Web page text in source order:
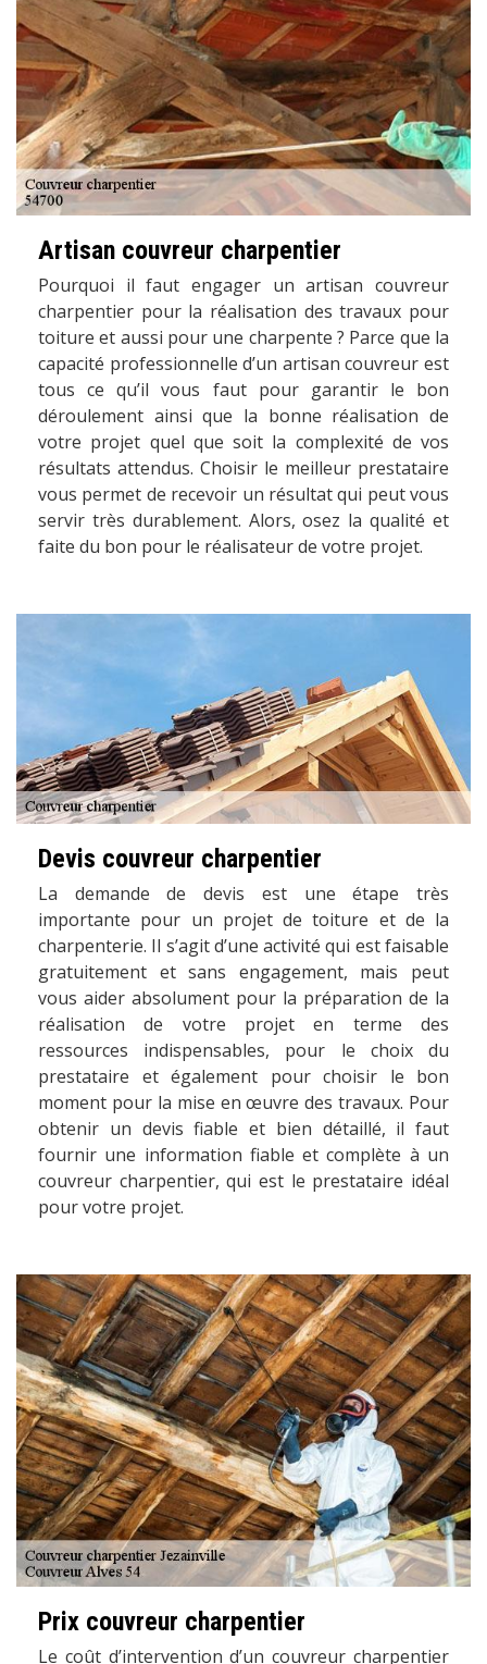
Artisan couvreur charpentier
Pourquoi il faut engager un artisan couvreur
charpentier pour la réalisation des travaux pour
toiture et aussi pour une charpente ? Parce que la
capacité professionnelle d’un artisan couvreur est
tous ce qu’il vous faut pour garantir le bon
déroulement ainsi que la bonne réalisation de
votre projet quel que soit la complexité de vos
résultats attendus. Choisir le meilleur prestataire
vous permet de recevoir un résultat qui peut vous
servir très durablement. Alors, osez la qualité et
faite du bon pour le réalisateur de votre projet.
Devis couvreur charpentier
La demande de devis est une étape très
importante pour un projet de toiture et de la
charpenterie. Il s’agit d’une activité qui est faisable
gratuitement et sans engagement, mais peut
vous aider absolument pour la préparation de la
réalisation de votre projet en terme des
ressources indispensables, pour le choix du
prestataire et également pour choisir le bon
moment pour la mise en œuvre des travaux. Pour
obtenir un devis fiable et bien détaillé, il faut
fournir une information fiable et complète à un
couvreur charpentier, qui est le prestataire idéal
pour votre projet.
Prix couvreur charpentier
Le coût d’intervention d’un couvreur charpentier